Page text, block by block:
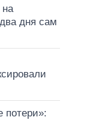
дня сам
потери»: